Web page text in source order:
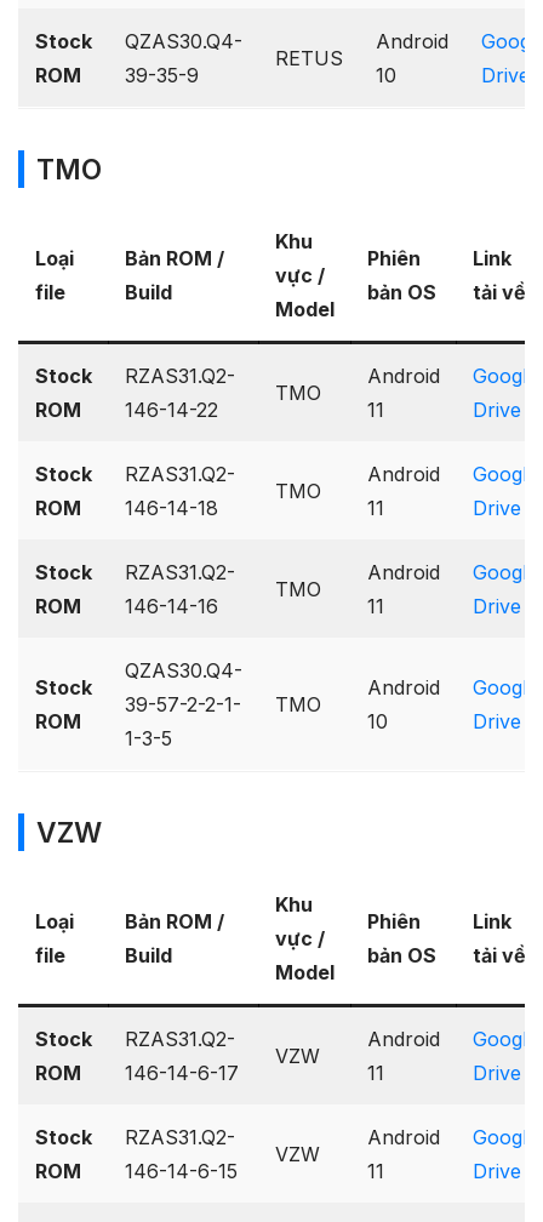
Stock
ROM
QZAS30.Q4-
39-35-9
RETUS
Android
10
Drive
TMO
Loại
file
Bản ROM /
Build
Khu
vực /
Model
Phiên
bản OS
Link
tải về
Stock
ROM
RZAS31.Q2-
146-14-22
TMO
Android
11
Google
Drive
Stock
ROM
RZAS31.Q2-
146-14-18
TMO
Android
11
Google
Drive
Stock
ROM
RZAS31.Q2-
146-14-16
TMO
Android
11
Google
Drive
Stock
ROM
QZAS30.Q4-
39-57-2-2-1-
1-3-5
TMO
Android
10
Google
Drive
VZW
Loại
file
Bản ROM /
Build
Khu
vực /
Model
Phiên
bản OS
Link
tải về
Stock
ROM
RZAS31.Q2-
146-14-6-17
VZW
Android
11
Google
Drive
Stock
ROM
RZAS31.Q2-
146-14-6-15
VZW
Android
11
Google
Drive